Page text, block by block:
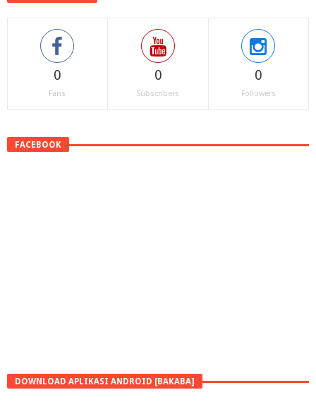
0
Fans
0
Subscribers
0
Followers
FACEBOOK
DOWNLOAD APLIKASI ANDROID [BAKABA]